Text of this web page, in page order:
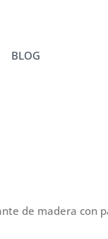
BLOG
de madera con